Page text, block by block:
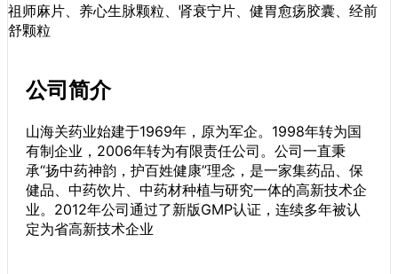
祖师麻片、养心生脉颗粒、肾衰宁片、健胃愈疡胶囊、经前
舒颗粒
公司简介
山海关药业始建于1969年，原为军企。1998年转为国
有制企业，2006年转为有限责任公司。公司一直秉
承“扬中药神韵，护百姓健康”理念，是一家集药品、保
健品、中药饮片、中药材种植与研究一体的高新技术企
业。2012年公司通过了新版GMP认证，连续多年被认
定为省高新技术企业